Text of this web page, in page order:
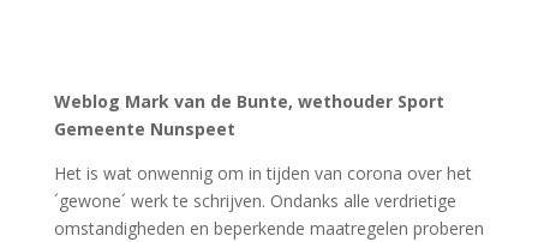
Weblog Mark van de Bunte, wethouder Sport
Gemeente Nunspeet
Het is wat onwennig om in tijden van corona over het
´gewone´ werk te schrijven. Ondanks alle verdrietige
omstandigheden en beperkende maatregelen proberen